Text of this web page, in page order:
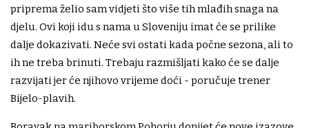
priprema želio sam vidjeti što više tih mlađih snaga na
djelu. Ovi koji idu s nama u Sloveniju imat će se prilike
dalje dokazivati. Neće svi ostati kada počne sezona, ali to
ih ne treba brinuti. Trebaju razmišljati kako će se dalje
razvijati jer će njihovo vrijeme doći - poručuje trener
Bijelo-plavih.